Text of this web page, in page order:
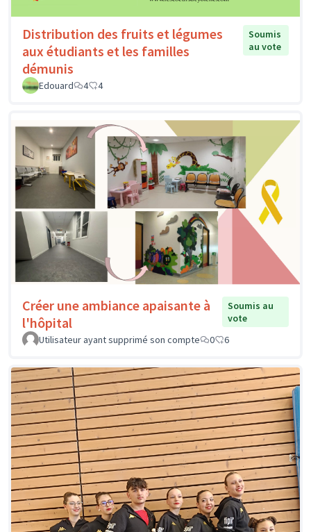
Distribution des fruits et légumes
aux étudiants et les familles
démunis
Soumis
au vote
Edouard 4 4
Créer une ambiance apaisante à
l'hôpital
Soumis au
vote
Utilisateur ayant supprimé son compte
0 6